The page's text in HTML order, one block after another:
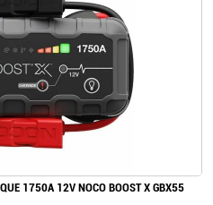
1750A 12V NOCO BOOST X GBX55